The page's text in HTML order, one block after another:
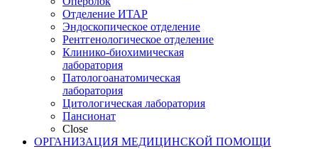
Отделение ИТАР
Эндоскопическое отделение
Рентгенологическое отделение
Клинико-биохимическая
лаборатория
Патологоанатомическая
лаборатория
Цитологическая лаборатория
Пансионат
Close
ОРГАНИЗАЦИЯ МЕДИЦИНСКОЙ ПОМОЩИ